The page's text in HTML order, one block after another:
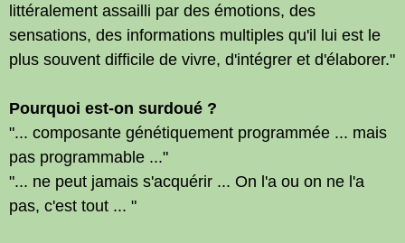
littéralement assailli par des émotions, des
sensations, des informations multiples qu'il lui est le
plus souvent difficile de vivre, d'intégrer et d'élaborer."
Pourquoi est-on surdoué ?
"... composante génétiquement programmée ... mais
pas programmable ..."
"... ne peut jamais s'acquérir ... On l'a ou on ne l'a
pas, c'est tout ... "